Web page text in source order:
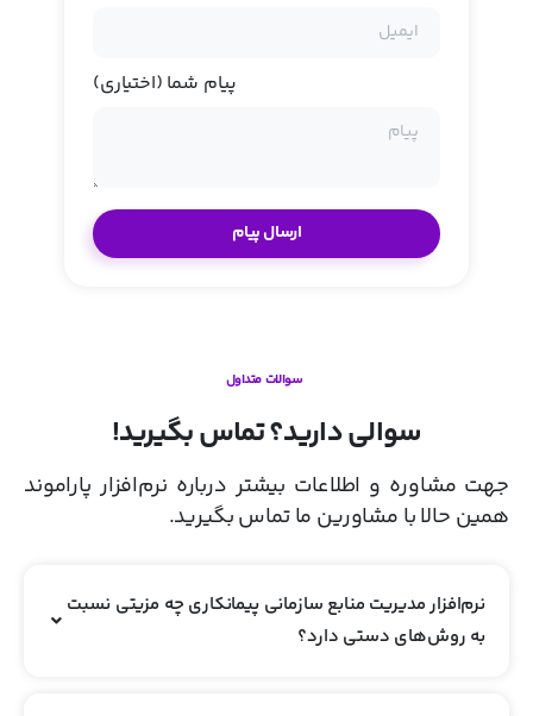
پیام شما (اختیاری)
سوالات متداول
سوالی دارید؟ تماس بگیرید!
جهت مشاوره و اطلاعات بیشتر درباره نرم‌افزار پاراموند
همین حالا با مشاورین ما تماس بگیرید.
نرم‌افزار مدیریت منابع سازمانی پیمانکاری چه مزیتی نسبت
به روش‌های دستی دارد؟